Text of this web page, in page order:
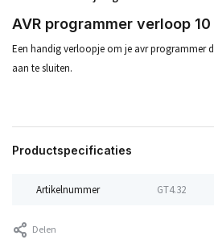
AVR programmer verloop
Een handig verloopje om je avr programmer
aan te sluiten.
Productspecificaties
Artikelnummer GT4.32
Delen